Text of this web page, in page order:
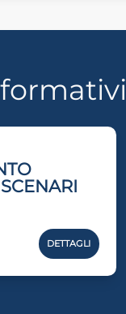
DETTAGLI